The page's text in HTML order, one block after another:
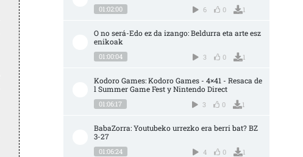
01:02:00 6 0 1
O no será-Edo ez da izango: Beldurra eta arte esz
enikoak
01:00:04 3 0 1
Kodoro Games: Kodoro Games - 4×41 - Resaca de
l Summer Game Fest y Nintendo Direct
01:06:17 3 0 1
BabaZorra: Youtubeko urrezko era berri bat? BZ
3-27
01:06:24 4 0 1